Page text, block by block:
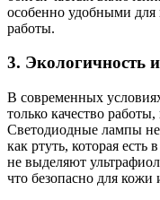
особенно удобными
работы.
3. Экологичность
В современных
только качество
Светодиодные лампы
как ртуть, которая
не выделяют
что безопасно для кожи